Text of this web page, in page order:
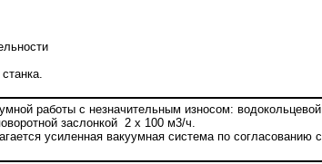
работы с незначительным износом: водокольцевой
заслонкой 2 x 100 м3/ч.
усиленная вакуумная система по согласованию с